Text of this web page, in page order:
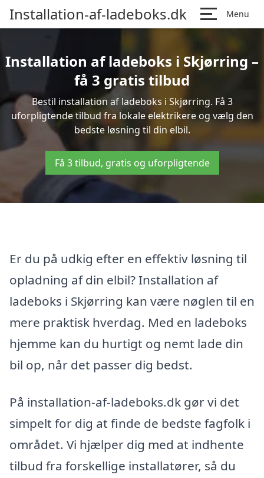
Installation-af-ladeboks.dk Menu
Installation af ladeboks i Skjørring –
få 3 gratis tilbud
Bestil installation af ladeboks i Skjørring. Få 3
uforpligtende tilbud fra lokale elektrikere og vælg den
bedste løsning til din elbil.
Få 3 tilbud, gratis og uforpligtende
Er du på udkig efter en effektiv løsning til
opladning af din elbil? Installation af
ladeboks i Skjørring kan være nøglen til en
mere praktisk hverdag. Med en ladeboks
hjemme kan du hurtigt og nemt lade din
bil op, når det passer dig bedst.
På installation-af-ladeboks.dk gør vi det
simpelt for dig at finde de bedste fagfolk i
området. Vi hjælper dig med at indhente
tilbud fra forskellige installatører, så du